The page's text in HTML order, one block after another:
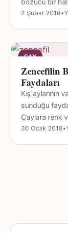
bozucu bir
2 Şubat 2018•
ÇAY
Zencefilin
Faydaları
Kış aylarının
sunduğu
Çaylara renk
30 Ocak 2018•